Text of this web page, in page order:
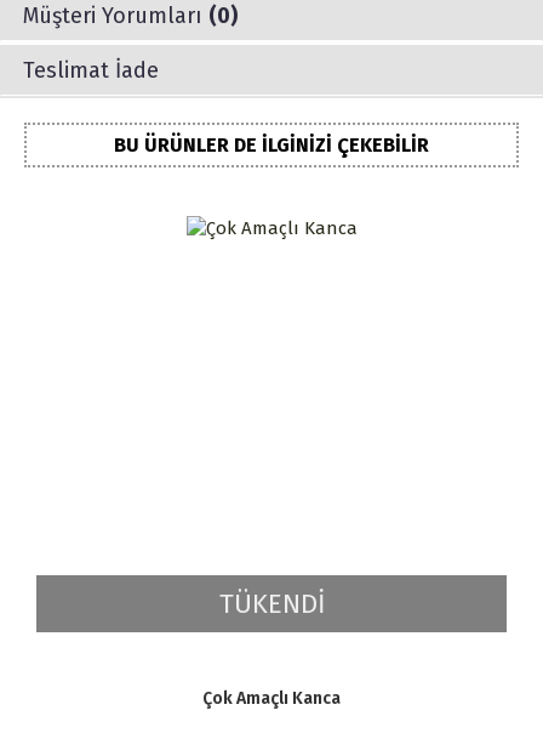
Müşteri Yorumları (0)
Teslimat İade
BU ÜRÜNLER DE İLGINIZI ÇEKEBILIR
TÜKENDİ
Çok Amaçlı Kanca